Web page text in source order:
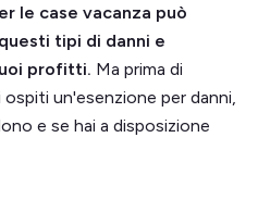
le case vacanza può
tipi di danni e
profitti. Ma prima di
un'esenzione per danni,
e se hai a disposizione